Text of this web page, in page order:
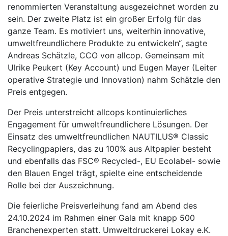
renommierten Veranstaltung ausgezeichnet worden zu
sein. Der zweite Platz ist ein großer Erfolg für das
ganze Team. Es motiviert uns, weiterhin innovative,
umweltfreundlichere Produkte zu entwickeln“, sagte
Andreas Schätzle, CCO von allcop. Gemeinsam mit
Ulrike Peukert (Key Account) und Eugen Mayer (Leiter
operative Strategie und Innovation) nahm Schätzle den
Preis entgegen.
Der Preis unterstreicht allcops kontinuierliches
Engagement für umweltfreundlichere Lösungen. Der
Einsatz des umweltfreundlichen NAUTILUS® Classic
Recyclingpapiers, das zu 100% aus Altpapier besteht
und ebenfalls das FSC® Recycled-, EU Ecolabel- sowie
den Blauen Engel trägt, spielte eine entscheidende
Rolle bei der Auszeichnung.
Die feierliche Preisverleihung fand am Abend des
24.10.2024 im Rahmen einer Gala mit knapp 500
Branchenexperten statt. Umweltdruckerei Lokay e.K.